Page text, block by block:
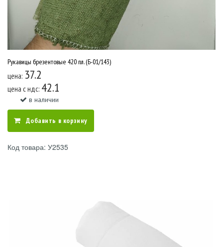
Рукавицы брезентовые 420 пл. (Б-01/143)
цена: 37.2
цена c ндс: 42.1
в наличии
Добавить в корзину
Код товара: У2535